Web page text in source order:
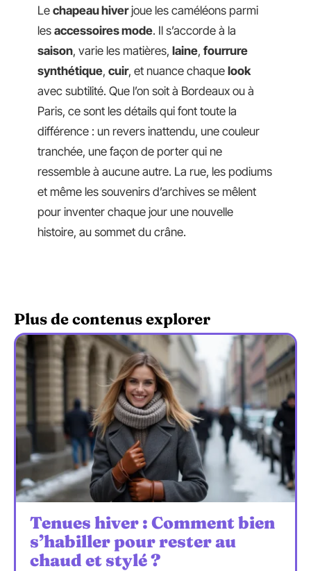
Le chapeau hiverjoue les caméléons parmi
les accessoires mode. Il s’accorde à la
saison, varie les matières, laine, fourrure
synthétique, cuir, et nuance chaque look
avec subtilité. Que l’on soit à Bordeaux ou à
Paris, ce sont les détails qui font toute la
différence : un revers inattendu, une couleur
tranchée, une façon de porter qui ne
ressemble à aucune autre. La rue, les podiums
et même les souvenirs d’archives se mêlent
pour inventer chaque jour une nouvelle
histoire, au sommet du crâne.
Plus de contenus explorer
Tenues hiver : Comment bien
s’habiller pour rester au
chaud et stylé ?